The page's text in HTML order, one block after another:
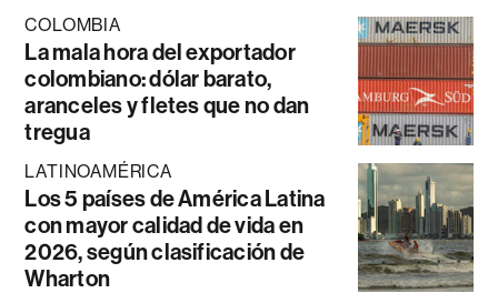
COLOMBIA
La mala hora del exportador
colombiano: dólar barato,
aranceles y fletes que no dan
tregua
LATINOAMÉRICA
Los 5 países de América Latina
con mayor calidad de vida en
2026, según clasificación de
Wharton